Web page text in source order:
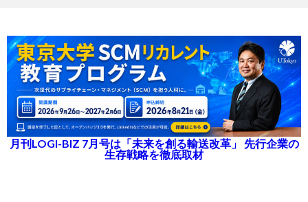
月刊LOGI-BIZ 7月号は「未来を創る輸送改革」 先行企業の
生存戦略を徹底取材